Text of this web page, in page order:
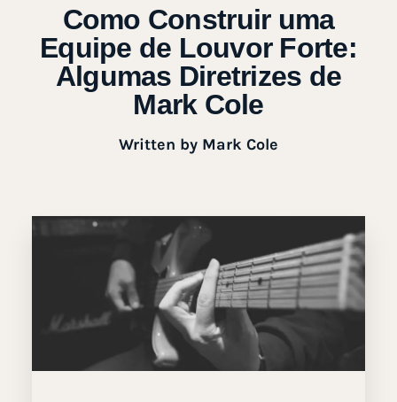
Como Construir uma
Equipe de Louvor Forte:
Algumas Diretrizes de
Mark Cole
Written by Mark Cole